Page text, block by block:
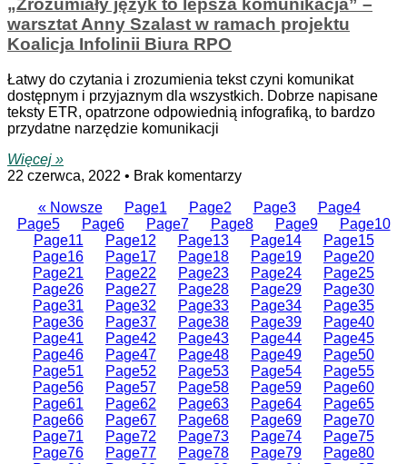
„Zrozumiały język to lepsza komunikacja” –
warsztat Anny Szalast w ramach projektu
Koalicja Infolinii Biura RPO
Łatwy do czytania i zrozumienia tekst czyni komunikat
dostępnym i przyjaznym dla wszystkich. Dobrze napisane
teksty ETR, opatrzone odpowiednią infografiką, to bardzo
przydatne narzędzie komunikacji
Więcej »
22 czerwca, 2022
Brak komentarzy
« Nowsze Page1 Page2 Page3 Page4
Page5 Page6 Page7 Page8 Page9 Page10
Page11 Page12 Page13 Page14 Page15
Page16 Page17 Page18 Page19 Page20
Page21 Page22 Page23 Page24 Page25
Page26 Page27 Page28 Page29 Page30
Page31 Page32 Page33 Page34 Page35
Page36 Page37 Page38 Page39 Page40
Page41 Page42 Page43 Page44 Page45
Page46 Page47 Page48 Page49 Page50
Page51 Page52 Page53 Page54 Page55
Page56 Page57 Page58 Page59 Page60
Page61 Page62 Page63 Page64 Page65
Page66 Page67 Page68 Page69 Page70
Page71 Page72 Page73 Page74 Page75
Page76 Page77 Page78 Page79 Page80